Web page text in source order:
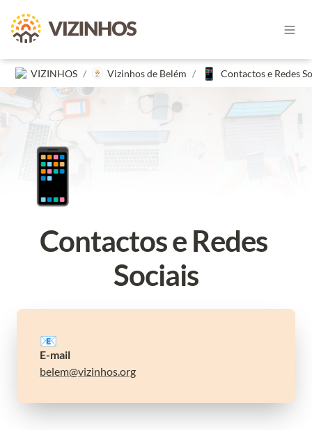
VIZINHOS / Vizinhos de Belém / 📱
📱
Contactos e Redes
Sociais
📧
belem@vizinhos.org